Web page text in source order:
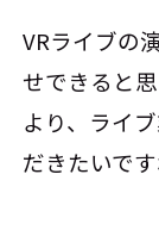
VRライブの
せできると
より、ライ
だきたいです